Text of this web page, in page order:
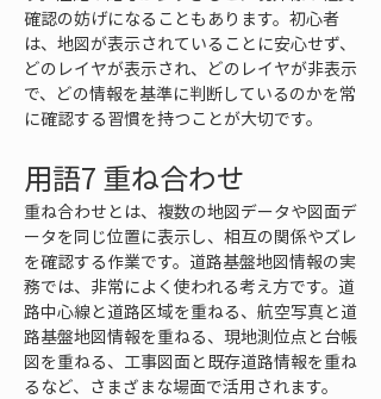
確認の妨げになることもあります。初心者
は、地図が表示されていることに安心せず、
どのレイヤが表示され、どのレイヤが非表示
で、どの情報を基準に判断しているのかを常
に確認する習慣を持つことが大切です。
用語7 重ね合わせ
重ね合わせとは、複数の地図データや図面デ
ータを同じ位置に表示し、相互の関係やズレ
を確認する作業です。道路基盤地図情報の実
務では、非常によく使われる考え方です。道
路中心線と道路区域を重ねる、航空写真と道
路基盤地図情報を重ねる、現地測位点と台帳
図を重ねる、工事図面と既存道路情報を重ね
るなど、さまざまな場面で活用されます。